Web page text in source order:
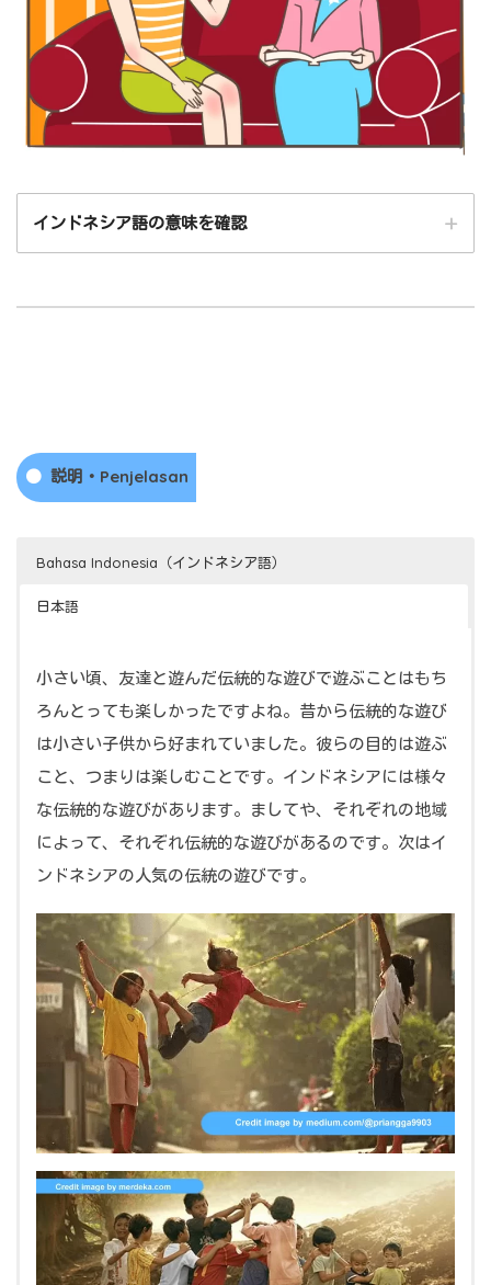
lompat karet（ゴム飛び）
petak umpet（かくれんぼ）
インドネシア語の意味を確認
rindu（恋しい、懐かしい）
masa（時）
kecil（小さい）
menyenangkan（楽しい）
juga（も）
説明・Penjelasan
Bahasa Indonesia（インドネシア語）
日本語
Penjelasan
Bermain permainan tradisional dengan teman saat
masih kecil memang sangat menyenagkan. Sejak
jaman dahulu, permainan tradisional sangat
digemari oleh anak kecil. Tujuan mereka
bermain,tentunya untuk menghibur diri. Indonesia
memiliki permainan tradisional yang sangat
beragam. Bahkan masing-masing daerah di
Indonesia memiliki permainan tradisional juga.
Berikut adalah permainan tradisional asal Indonesia
yang populer :
小さい頃、友達と遊んだ伝統的な遊びで遊ぶことはもち
ろんとっても楽しかったですよね。昔から伝統的な遊び
は小さい子供から好まれていました。彼らの目的は遊ぶ
こと、つまりは楽しむことです。インドネシアには様々
な伝統的な遊びがあります。ましてや、それぞれの地域
によって、それぞれ伝統的な遊びがあるのです。次はイ
ンドネシアの人気の伝統の遊びです。